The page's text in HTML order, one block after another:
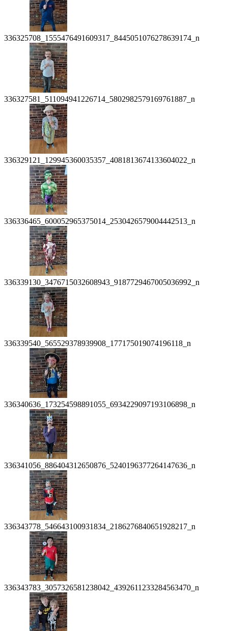
336325708_1555476491609317_8445051076278639174_n
336327581_511094941226714_5802982579169761887_n
336329121_129945360035357_4081813674133604022_n
336336465_600052965375014_2530426579004442513_n
336339130_3476715032608943_9187729467005036992_n
336339540_565529378939908_177175019074196118_n
336340636_173254598891055_6934229097193106898_n
336341056_886404312650876_5240196377264147636_n
336343778_546643100931834_2186276840651928217_n
336343783_3057326581238042_4392611233284563470_n